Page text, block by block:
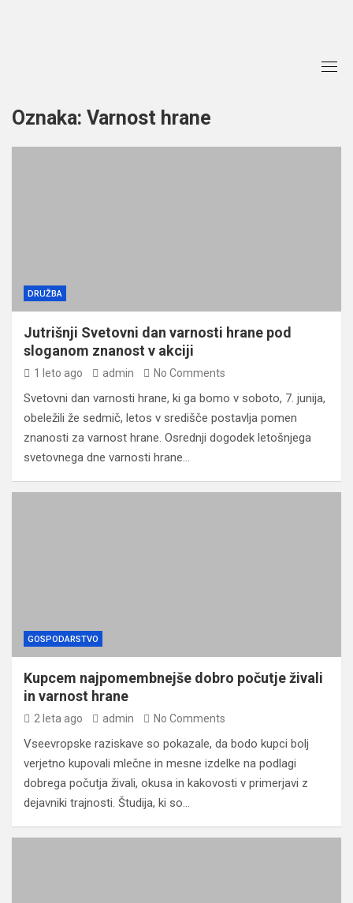
Oznaka: Varnost hrane
DRUŽBA
Jutrišnji Svetovni dan varnosti hrane pod
sloganom znanost v akciji
1 leto ago admin No Comments
Svetovni dan varnosti hrane, ki ga bomo v soboto, 7. junija,
obeležili že sedmič, letos v središče postavlja pomen
znanosti za varnost hrane. Osrednji dogodek letošnjega
svetovnega dne varnosti hrane…
GOSPODARSTVO
Kupcem najpomembnejše dobro počutje živali
in varnost hrane
2 leta ago admin No Comments
Vseevropske raziskave so pokazale, da bodo kupci bolj
verjetno kupovali mlečne in mesne izdelke na podlagi
dobrega počutja živali, okusa in kakovosti v primerjavi z
dejavniki trajnosti. Študija, ki so…